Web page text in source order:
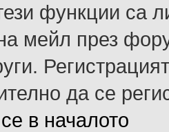
функции са
мейл през
да се
в началото